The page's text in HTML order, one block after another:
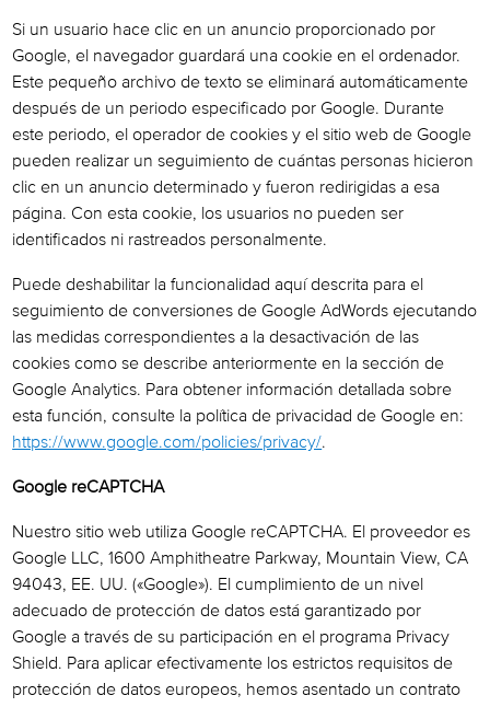
Si un usuario hace clic en un anuncio proporcionado por
Google, el navegador guardará una cookie en el ordenador.
Este pequeño archivo de texto se eliminará automáticamente
después de un periodo especificado por Google. Durante
este periodo, el operador de cookies y el sitio web de Google
pueden realizar un seguimiento de cuántas personas hicieron
clic en un anuncio determinado y fueron redirigidas a esa
página. Con esta cookie, los usuarios no pueden ser
identificados ni rastreados personalmente.
Puede deshabilitar la funcionalidad aquí descrita para el
seguimiento de conversiones de Google AdWords ejecutando
las medidas correspondientes a la desactivación de las
cookies como se describe anteriormente en la sección de
Google Analytics. Para obtener información detallada sobre
esta función, consulte la política de privacidad de Google en:
https://www.google.com/policies/privacy/.
Google reCAPTCHA
Nuestro sitio web utiliza Google reCAPTCHA. El proveedor es
Google LLC, 1600 Amphitheatre Parkway, Mountain View, CA
94043, EE. UU. («Google»). El cumplimiento de un nivel
adecuado de protección de datos está garantizado por
Google a través de su participación en el programa Privacy
Shield. Para aplicar efectivamente los estrictos requisitos de
protección de datos europeos, hemos asentado un contrato